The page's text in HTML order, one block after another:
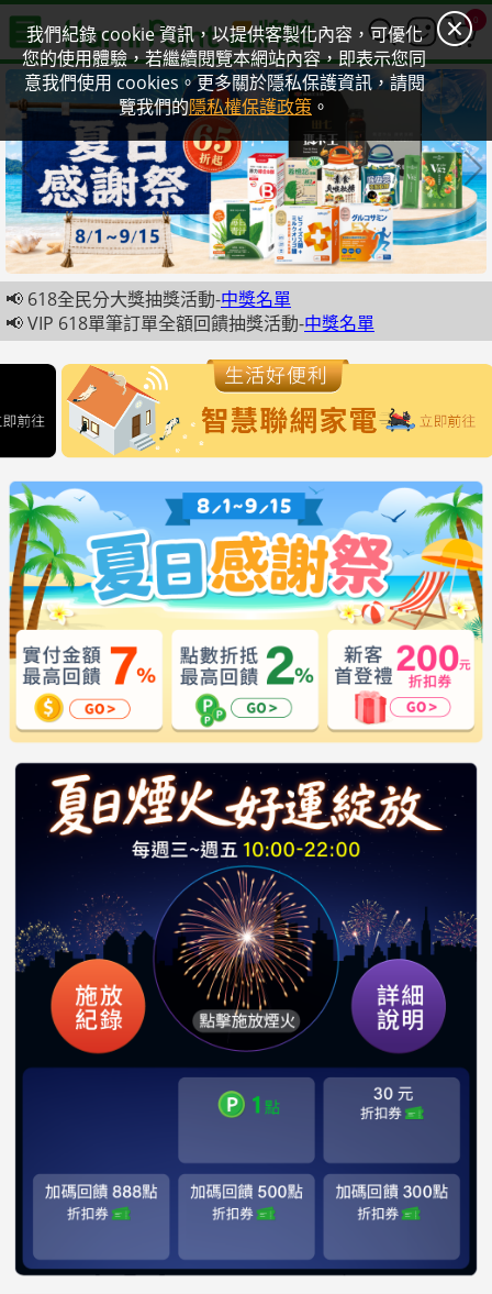
我們紀錄 cookie 資訊，以提供客製化內容，可優化
您的使用體驗，若繼續閱覽本網站內容，即表示您同
意我們使用 cookies。更多關於隱私保護資訊，請閱
覽我們的隱私權保護政策 。
0
📢 618全民分大獎抽獎活動-中獎名單
📢 VIP 618單筆訂單全額回饋抽獎活動-中獎名單